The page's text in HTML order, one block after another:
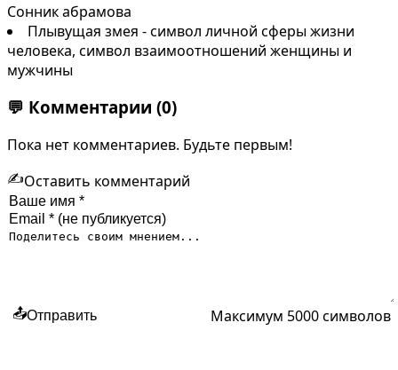
Сонник абрамова
Плывущая змея - символ личной сферы жизни
человека, символ взаимоотношений женщины и
мужчины
💬 Комментарии (0)
Пока нет комментариев. Будьте первым!
✍️Оставить комментарий
📤Отправить Максимум 5000 символов